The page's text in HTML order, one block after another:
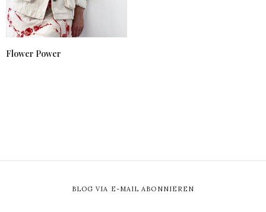
Flower Power
BLOG VIA E-MAIL ABONNIEREN